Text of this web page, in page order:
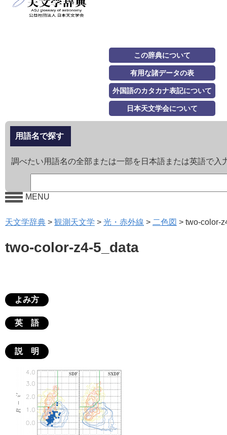
この辞典について
有用な諸データの表
外国語のカタカナ表記について
日本天文学会について
用語名で探す
調べたい用語名の全部または一部を日本語または英語で入
MENU
天文学辞典 > 観測天文学 > 光・赤外線 > 二色図 > two-color-
two-color-z4-5_data
よみ方
英 語
説 明